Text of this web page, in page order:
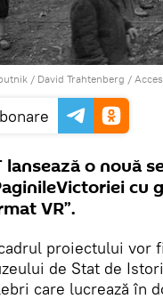
/ David Trahtenberg /
lansează o nouă
cu
VR”.
proiectului vor
de Stat de
care lucrează în